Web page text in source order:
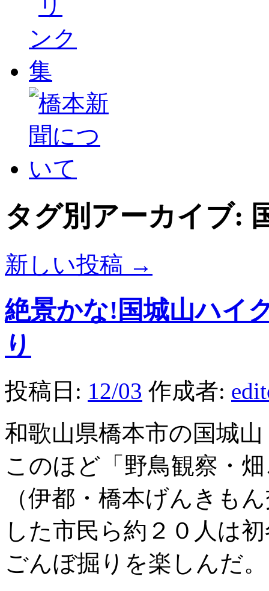
タグ別アーカイブ:
新しい投稿 →
絶景かな!国城山ハイ
り
投稿日: 12/03 作成者:
和歌山県橋本市の国城
このほど「野鳥観察・
（伊都・橋本げんきも
した市民ら約２０人は
ごんぼ掘りを楽しんだ